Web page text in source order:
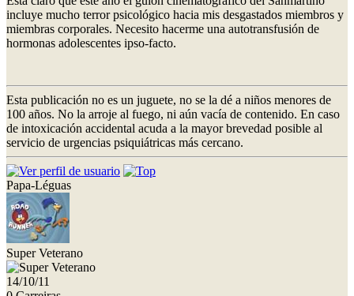
incluye mucho terror psicológico hacia mis desgastados miembros y
miembras corporales. Necesito hacerme una autotransfusión de
hormonas adolescentes ipso-facto.
Esta publicación no es un juguete, no se la dé a niños menores de
100 años. No la arroje al fuego, ni aún vacía de contenido. En caso
de intoxicación accidental acuda a la mayor brevedad posible al
servicio de urgencias psiquiátricas más cercano.
Papa-Léguas
Super Veterano
14/10/11